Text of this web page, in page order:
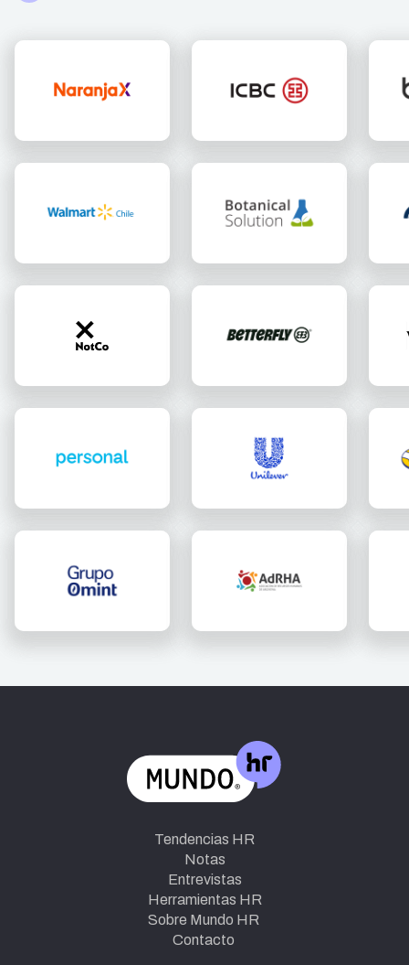
Tendencias HR
Notas
Entrevistas
Herramientas HR
Sobre Mundo HR
Contacto